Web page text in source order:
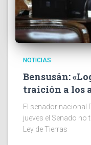
NOTICIAS
Bensusán:
traición a los
El senador nacional
jueves el Senado no
Ley de Tierras